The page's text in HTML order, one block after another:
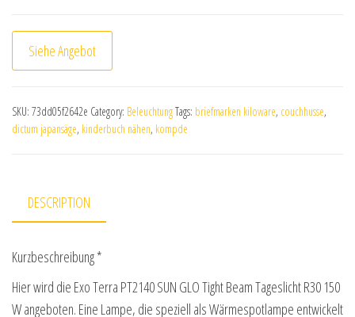
Siehe Angebot
SKU: 73dd05f2642e Category: BeleuchtungTags: briefmarken kiloware, couchhusse,
dictum japansäge, kinderbuch nähen, kompde
DESCRIPTION
Kurzbeschreibung *
Hier wird die Exo Terra PT2140 SUN GLO Tight Beam Tageslicht R30 150
W angeboten. Eine Lampe, die speziell als Wärmespotlampe entwickelt